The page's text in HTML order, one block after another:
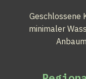
Geschlossene
minimaler